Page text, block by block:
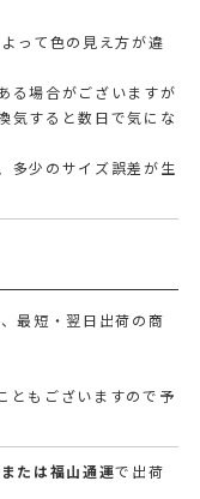
って色の見え方が違
る場合がございますが
気すると数日で気にな
多少のサイズ誤差が生
最短・翌日出荷の商
ともございますので予
たは福山通運で出荷